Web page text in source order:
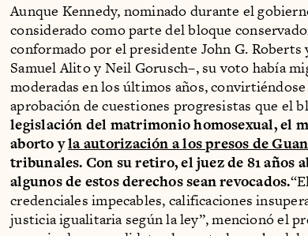
Aunque Kennedy, nominado durante el
considerado como parte del bloque
conformado por el presidente John G. Roberts
Samuel Alito y Neil Gorusch–, su voto había
moderadas en los últimos años,
aprobación de cuestiones progresistas que el
legislación del matrimonio homosexual, el
aborto yla autorización a los presos de
tribunales. Con su retiro, el juez de 81 años
algunos de estos derechos sean revocados.
credenciales impecables, calificaciones
justicia igualitaria según la ley”, mencionó el